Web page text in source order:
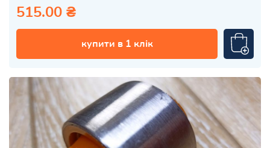
515.00 ₴
купити в 1 клік